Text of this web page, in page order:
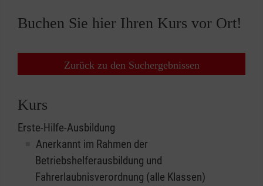
Buchen Sie hier Ihren Kurs vor Ort!
Zurück zu den Suchergebnissen
Kurs
Erste-Hilfe-Ausbildung
Anerkannt im Rahmen der
Betriebshelferausbildung und
Fahrerlaubnisverordnung (alle Klassen)